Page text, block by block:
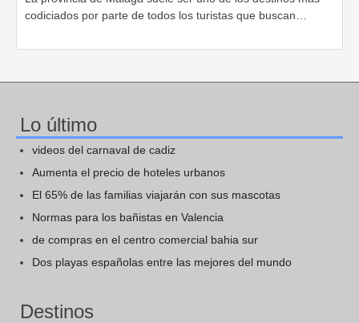
codiciados por parte de todos los turistas que buscan…
Lo último
videos del carnaval de cadiz
Aumenta el precio de hoteles urbanos
El 65% de las familias viajarán con sus mascotas
Normas para los bañistas en Valencia
de compras en el centro comercial bahia sur
Dos playas españolas entre las mejores del mundo
Destinos